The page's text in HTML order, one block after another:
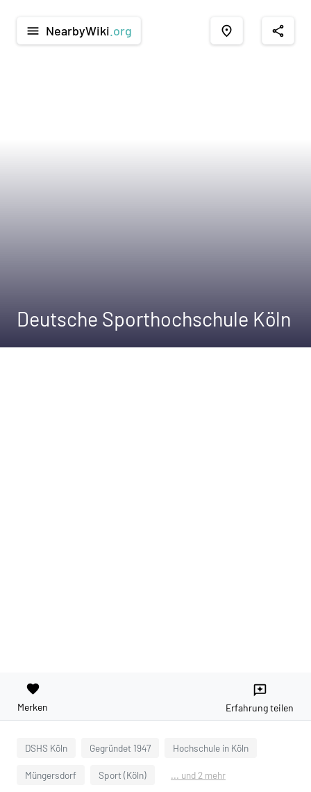
menu NearbyWiki .org place share
Deutsche Sporthochschule Köln
favorite
Merken
reviews
Erfahrung teilen
DSHS Köln Gegründet 1947 Hochschule in Köln
Müngersdorf Sport (Köln) ... und 2 mehr